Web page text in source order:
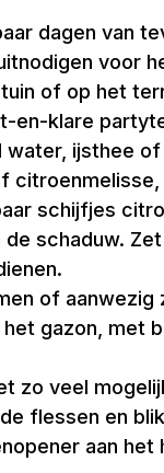
dagen van
voor
of op het
en-klare
ijsthee
schijfjes
schaduw.
of
gazon, met
zo veel
flessen en
aan het